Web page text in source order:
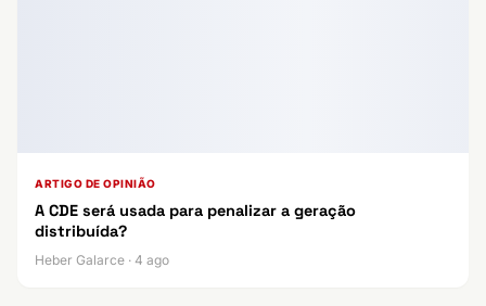
ARTIGO DE OPINIÃO
A CDE será usada para penalizar a geração
distribuída?
Heber Galarce · 4 ago